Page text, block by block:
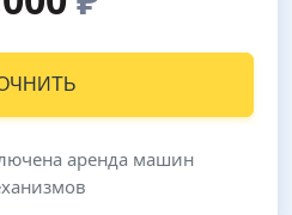
аренда машин